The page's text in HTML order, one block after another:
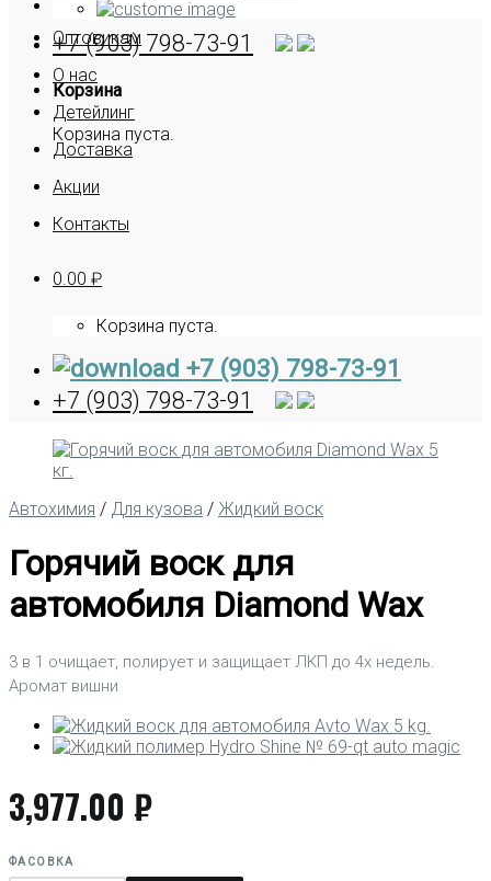
+7 (903) 798-73-91
Корзина
Корзина пуста.
Оптовикам
О нас
Детейлинг
Доставка
Акции
Контакты
0.00 ₽
Корзина пуста.
+7 (903) 798-73-91
+7 (903) 798-73-91
Автохимия / Для кузова / Жидкий воск
Горячий воск для
автомобиля Diamond Wax
3 в 1 очищает, полирует и защищает ЛКП до 4х недель.
Аромат вишни
3,977.00 ₽
ФАСОВКА